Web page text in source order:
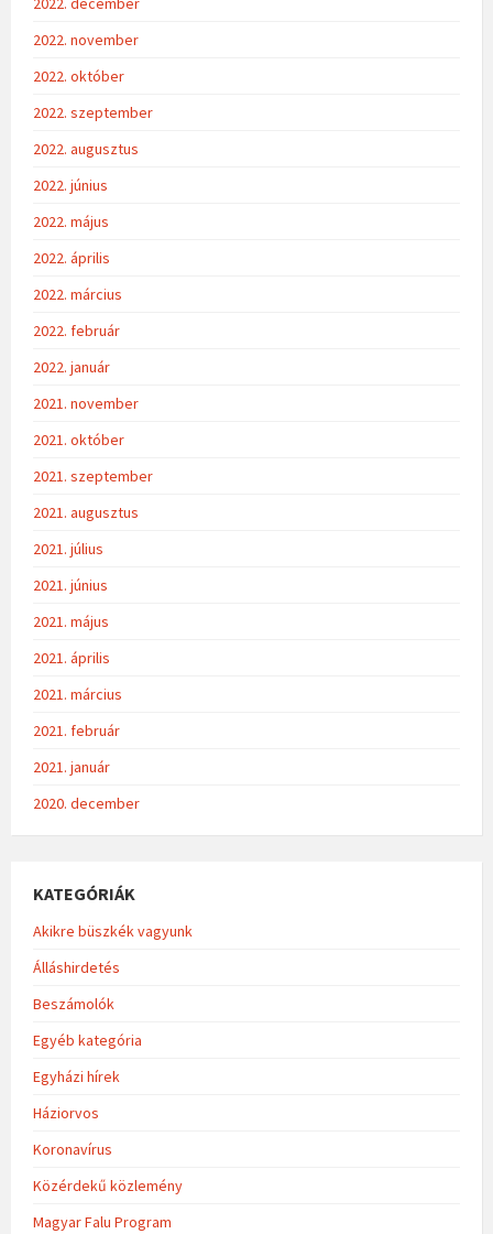
2022. november
2022. október
2022. szeptember
2022. augusztus
2022. június
2022. május
2022. április
2022. március
2022. február
2022. január
2021. november
2021. október
2021. szeptember
2021. augusztus
2021. július
2021. június
2021. május
2021. április
2021. március
2021. február
2021. január
2020. december
KATEGÓRIÁK
Akikre büszkék vagyunk
Álláshirdetés
Beszámolók
Egyéb kategória
Egyházi hírek
Háziorvos
Koronavírus
Közérdekű közlemény
Magyar Falu Program